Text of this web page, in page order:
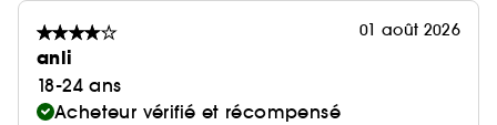
01 août 2026
anli
18-24 ans
Acheteur vérifié et récompensé